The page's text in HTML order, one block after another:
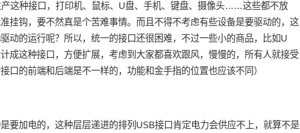
这种接口，打印机、鼠标、U盘、手机、键盘、摄像头……这些都不放
挂钩，要不然真是个苦难事情。而且不得不考虑有些设备是要驱动的，这
动的运行呢？所以，统一的接口还很困难，不过一些小的商品，比如U
成这种接口，方便扩展，考虑到大家都喜欢跟风，慢慢的，所有人就接受
口的前端和后端是不一样的，功能和金手指的位置也应该不同）
要加电的，这种层层递进的排列USB接口肯定电力会供应不上，就算不是